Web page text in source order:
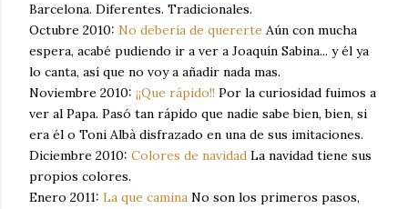
Barcelona. Diferentes. Tradicionales.
Octubre 2010: No debería de quererte Aún con mucha
espera, acabé pudiendo ir a ver a Joaquín Sabina... y él ya
lo canta, así que no voy a añadir nada mas.
Noviembre 2010: ¡¡Que rápido!! Por la curiosidad fuimos a
ver al Papa. Pasó tan rápido que nadie sabe bien, bien, si
era él o Toni Albà disfrazado en una de sus imitaciones.
Diciembre 2010: Colores de navidad La navidad tiene sus
propios colores.
Enero 2011: La que camina No son los primeros pasos,